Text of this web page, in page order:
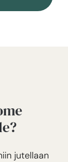
jutellaan